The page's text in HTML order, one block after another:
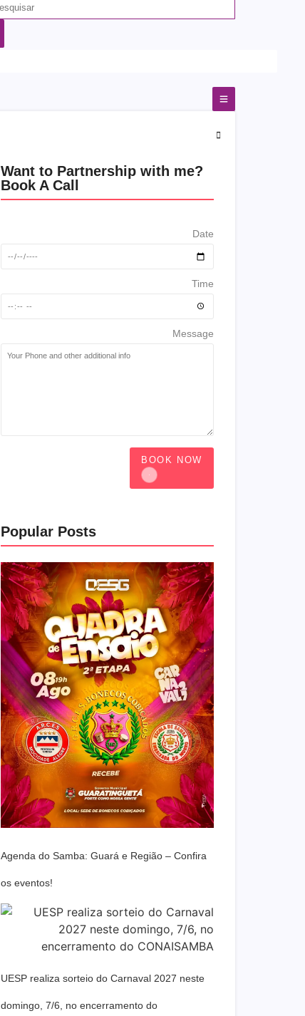
Want to Partnership with me?
Book A Call
Date
Time
Message
BOOK NOW
Popular Posts
Agenda do Samba: Guará e Região – Confira
os eventos!
UESP realiza sorteio do Carnaval 2027 neste
domingo, 7/6, no encerramento do